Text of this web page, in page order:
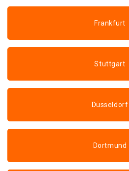
Frankfurt
Stuttgart
Düsseldorf
Dortmund